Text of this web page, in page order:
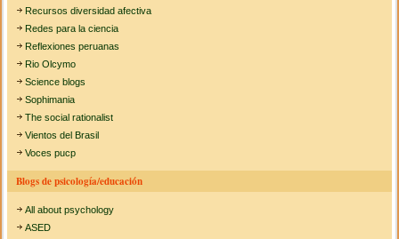
Recursos diversidad afectiva
Redes para la ciencia
Reflexiones peruanas
Rio Olcymo
Science blogs
Sophimania
The social rationalist
Vientos del Brasil
Voces pucp
Blogs de psicología/educación
All about psychology
ASED